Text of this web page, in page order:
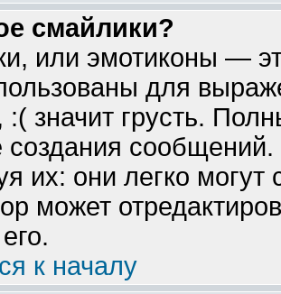
смайлики?
или эмотиконы —
для
:( значит грусть.
сообщений.
их: они легко
может
к началу